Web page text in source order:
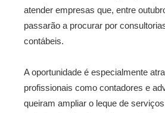
atender empresas que, entre
passarão a procurar por
contábeis.
A oportunidade é especialmente
profissionais como contadores e
queiram ampliar o leque de